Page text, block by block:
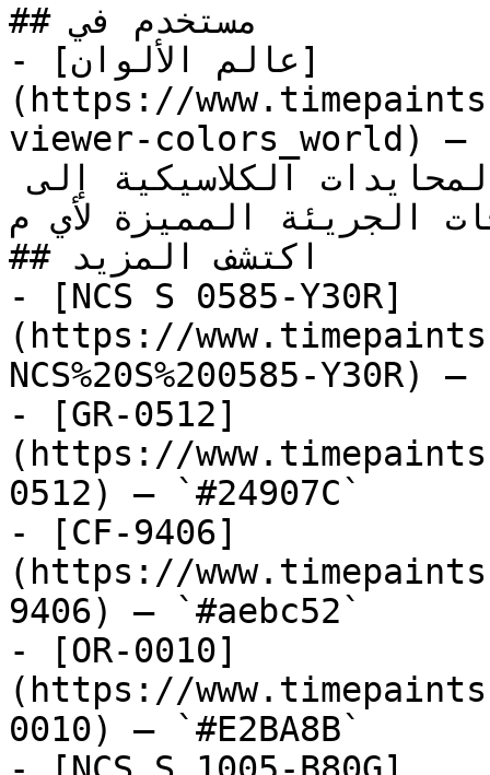
## مستخدم في
- [عالم الألوان]
(https://
viewer-colors_world) — مجموعة شاملة تغطي الطيف
الكامل من الألوان، من المحايدات الكلاسيكية إلى
الجريئة المميزة لأي م...
## اكتشف المزيد
- [NCS S 0585-Y30R]
(https://
NCS%20S%200585-Y30R)
- [GR-0512]
(https://
0512) — `#24907C`
- [CF-9406]
(https://
9406) — `#aebc52`
- [OR-0010]
(https://
0010) — `#E2BA8B`